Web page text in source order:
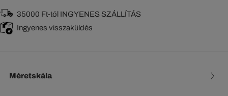
35000 Ft-tól INGYENES SZÁLLÍTÁS
Ingyenes visszaküldés
Méretskála